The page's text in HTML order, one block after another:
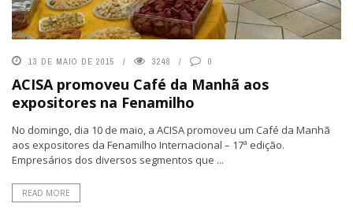
13 DE MAIO DE 2015 3248 0
ACISA promoveu Café da Manhã aos
expositores na Fenamilho
No domingo, dia 10 de maio, a ACISA promoveu um Café da Manhã
aos expositores da Fenamilho Internacional – 17ª edição.
Empresários dos diversos segmentos que ...
READ MORE